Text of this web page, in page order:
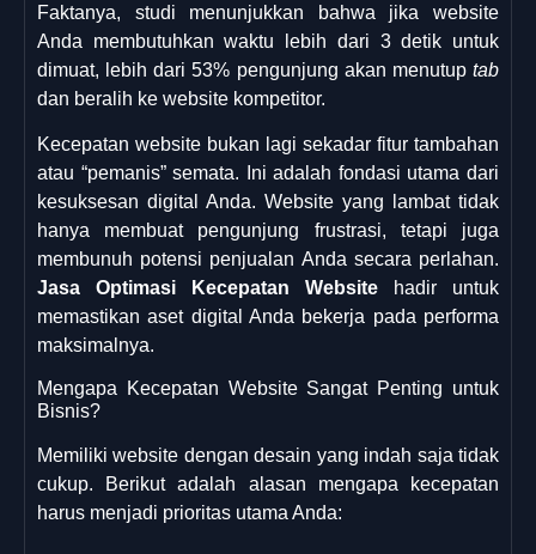
Faktanya, studi menunjukkan bahwa jika website
Anda membutuhkan waktu lebih dari 3 detik untuk
dimuat, lebih dari 53% pengunjung akan menutup tab
dan beralih ke website kompetitor.
Kecepatan website bukan lagi sekadar fitur tambahan
atau “pemanis” semata. Ini adalah fondasi utama dari
kesuksesan digital Anda. Website yang lambat tidak
hanya membuat pengunjung frustrasi, tetapi juga
membunuh potensi penjualan Anda secara perlahan.
Jasa Optimasi Kecepatan Website hadir untuk
memastikan aset digital Anda bekerja pada performa
maksimalnya.
Mengapa Kecepatan Website Sangat Penting untuk
Bisnis?
Memiliki website dengan desain yang indah saja tidak
cukup. Berikut adalah alasan mengapa kecepatan
harus menjadi prioritas utama Anda: